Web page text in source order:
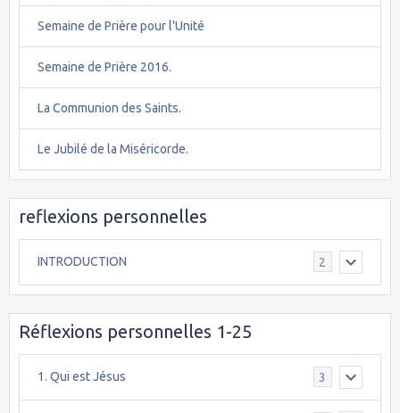
Semaine de Prière pour l'Unité
Semaine de Prière 2016.
La Communion des Saints.
Le Jubilé de la Miséricorde.
reflexions personnelles
INTRODUCTION 2
Réflexions personnelles 1-25
1. Qui est Jésus 3